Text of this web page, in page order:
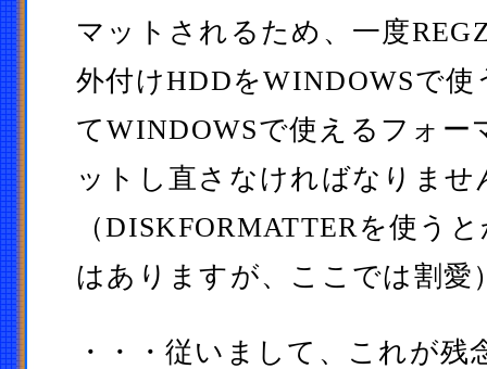
マットされるため、一度
外付けHDDをWINDOWSで
てWINDOWSで使えるフォー
ットし直さなければなりませ
（DISKFORMATTERを使う
はありますが、ここでは割愛
・・・従いまして、これが残